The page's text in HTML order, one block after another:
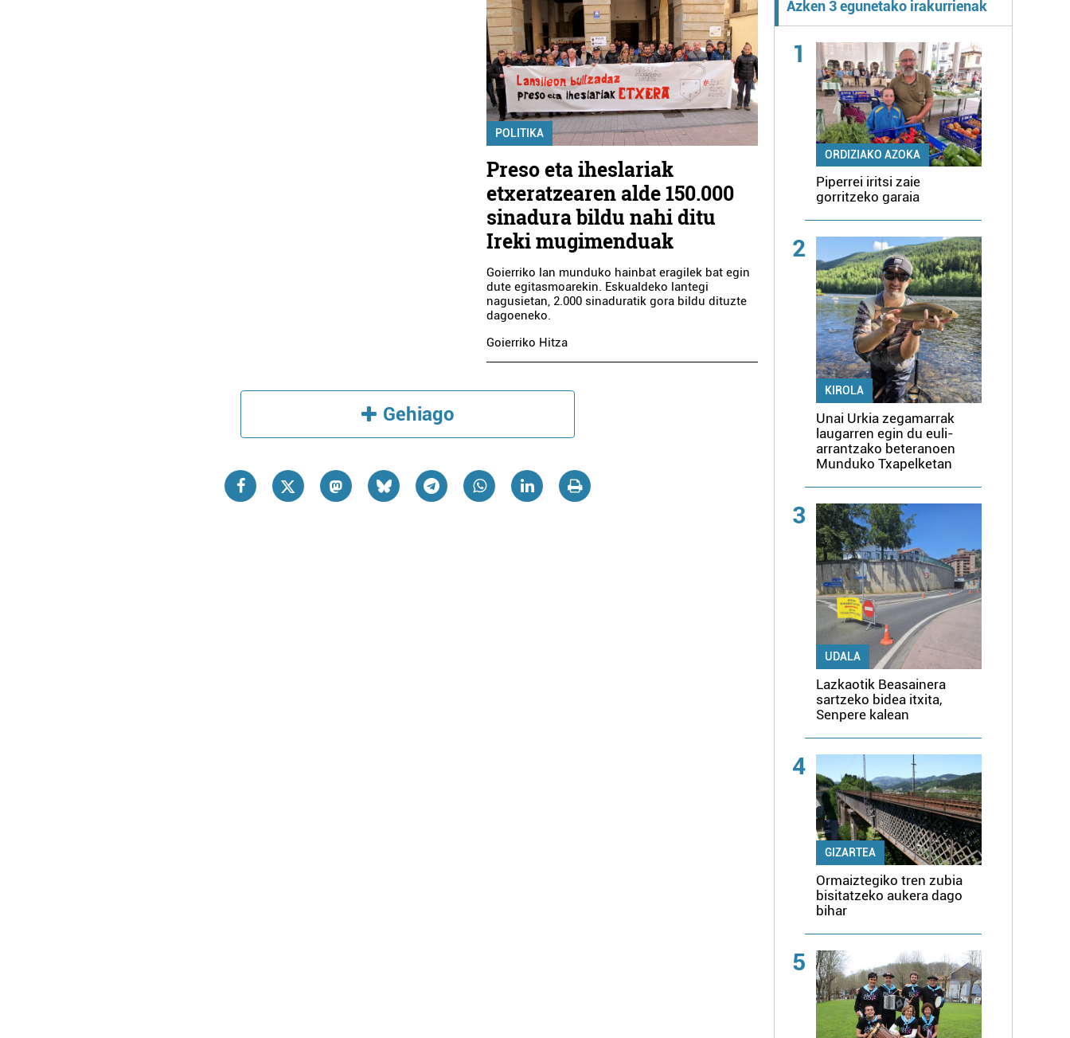
POLITIKA
Preso eta iheslariak
etxeratzearen alde 150.000
sinadura bildu nahi ditu
Ireki mugimenduak
Goierriko lan munduko hainbat eragilek bat egin
dute egitasmoarekin. Eskualdeko lantegi
nagusietan, 2.000 sinaduratik gora bildu dituzte
dagoeneko.
Goierriko Hitza
Gehiago
Azken 3 egunetako irakurrienak
1
ORDIZIAKO AZOKA
Piperrei iritsi zaie
gorritzeko garaia
2
KIROLA
Unai Urkia zegamarrak
laugarren egin du euli-
arrantzako beteranoen
Munduko Txapelketan
3
UDALA
Lazkaotik Beasainera
sartzeko bidea itxita,
Senpere kalean
4
GIZARTEA
Ormaiztegiko tren zubia
bisitatzeko aukera dago
bihar
5